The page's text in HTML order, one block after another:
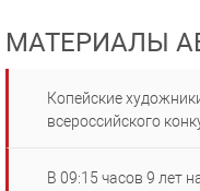
МАТЕРИАЛЫ
Копейские
всероссийского
В 09:15 часов 9 лет